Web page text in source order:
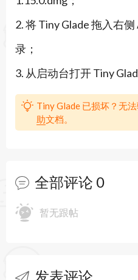
制墙壁、屋顶和路径，
装饰细节。
2. 程序化细节优化：每块
自动适应，创造出自然生
美感。
3. 地形与景观塑造：调整
4. 创意探索模式：尝试
2. 将 Tiny Glade 拖入右
录；
3. 从启动台打开 Tiny
Tiny Glade 已损坏？无
助文档。
全部评论 0
暂无跟帖
发表评论